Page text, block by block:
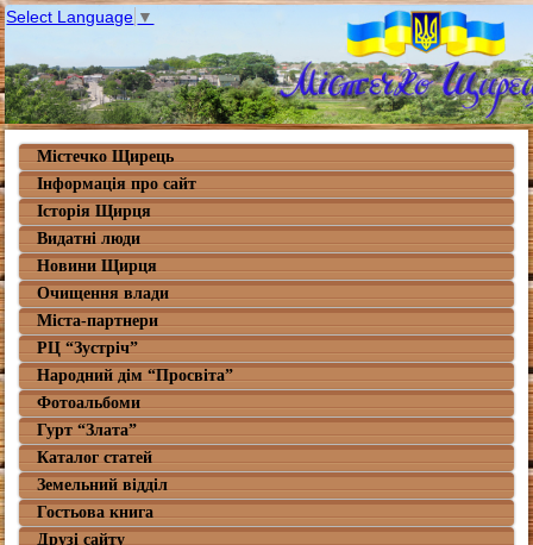
Select Language ▼
Містечко Щирець
Інформація про сайт
Історія Щирця
Видатні люди
Новини Щирця
Очищення влади
Міста-партнери
РЦ “Зустріч”
Народний дім “Просвіта”
Фотоальбоми
Гурт “Злата”
Каталог статей
Земельний відділ
Гостьова книга
Друзі сайту